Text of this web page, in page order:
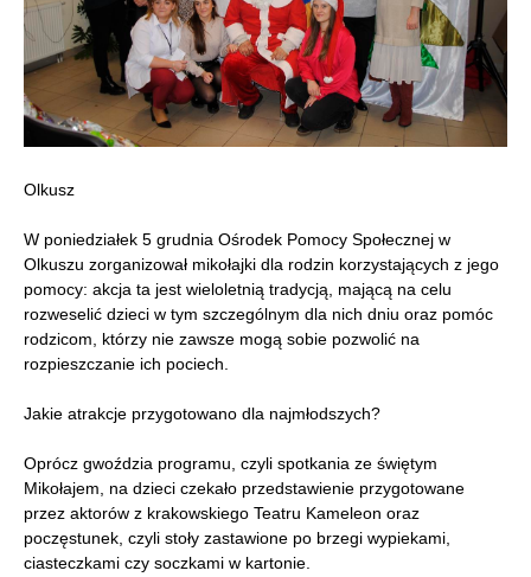
Olkusz
W poniedziałek 5 grudnia Ośrodek Pomocy Społecznej w
Olkuszu zorganizował mikołajki dla rodzin korzystających z jego
pomocy: akcja ta jest wieloletnią tradycją, mającą na celu
rozweselić dzieci w tym szczególnym dla nich dniu oraz pomóc
rodzicom, którzy nie zawsze mogą sobie pozwolić na
rozpieszczanie ich pociech.
Jakie atrakcje przygotowano dla najmłodszych?
Oprócz gwoździa programu, czyli spotkania ze świętym
Mikołajem, na dzieci czekało przedstawienie przygotowane
przez aktorów z krakowskiego Teatru Kameleon oraz
poczęstunek, czyli stoły zastawione po brzegi wypiekami,
ciasteczkami czy soczkami w kartonie.